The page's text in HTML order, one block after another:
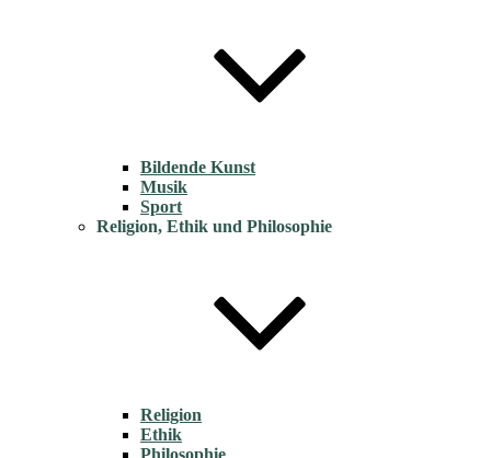
Bildende Kunst
Musik
Sport
Religion, Ethik und Philosophie
Religion
Ethik
Philosophie